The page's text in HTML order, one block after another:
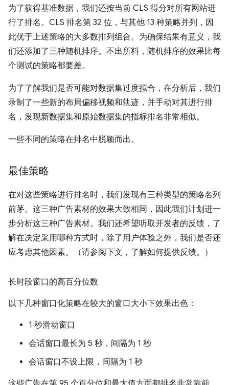
为了获得基准数据，我们还按当前 CLS 得分对所有网站进
行了排名。CLS 排名第 32 位，与其他 13 种策略并列，因
此优于上述策略的大多数排列组合。为确保结果有意义，我
们还添加了三种随机排序。不出所料，随机排序的效果比每
个测试的策略都要差。
为了了解我们是否可能对数据集过度拟合，在分析后，我们
录制了一些新的布局偏移视频和轨迹，并手动对其进行排
名，发现新数据集和原始数据集的指标排名非常相似。
一些不同的策略在排名中脱颖而出。
最佳策略
在对这些策略进行排名时，我们发现有三种类型的策略名列
前茅。这三种广告素材的效果大致相同，因此我们计划进一
步分析这三种广告素材。我们还希望听取开发者的反馈，了
解在决定采用哪种方式时，除了用户体验之外，我们是否还
应考虑其他因素。（请参阅下文，了解如何提供反馈。）
长时段窗口的高百分位数
以下几种窗口化策略在较大的窗口大小下效果出色：
1 秒滑动窗口
会话窗口最长为 5 秒，间隔为 1 秒
会话窗口不设上限，间隔为 1 秒